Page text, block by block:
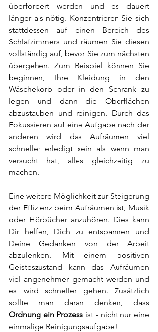
überfordert werden und es dauert
länger als nötig. Konzentrieren Sie sich
stattdessen auf einen Bereich des
Schlafzimmers und räumen Sie diesen
vollständig auf, bevor Sie zum nächsten
übergehen. Zum Beispiel können Sie
beginnen, Ihre Kleidung in den
Wäschekorb oder in den Schrank zu
legen und dann die Oberflächen
abzustauben und reinigen. Durch das
Fokussieren auf eine Aufgabe nach der
anderen wird das Aufräumen viel
schneller erledigt sein als wenn man
versucht hat, alles gleichzeitig zu
machen.
Eine weitere Möglichkeit zur Steigerung
der Effizienz beim Aufräumen ist, Musik
oder Hörbücher anzuhören. Dies kann
Dir helfen, Dich zu entspannen und
Deine Gedanken von der Arbeit
abzulenken. Mit einem positiven
Geisteszustand kann das Aufräumen
viel angenehmer gemacht werden und
es wird schneller gehen. Zusätzlich
Ordnung ein Prozess ist - nicht nur eine
einmalige Reinigungsaufgabe!